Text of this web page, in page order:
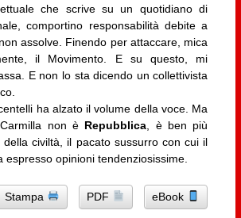
che scrive su un quotidiano di
comportino responsabilità debite a
assolve. Finendo per attaccare, mica
il Movimento. E su questo, mi
E non lo sta dicendo un collettivista
ha alzato il volume della voce. Ma
non è Repubblica , è ben più
civiltà, il pacato sussurro con cui il
espresso opinioni tendenziosissime.
Stampa PDF eBook